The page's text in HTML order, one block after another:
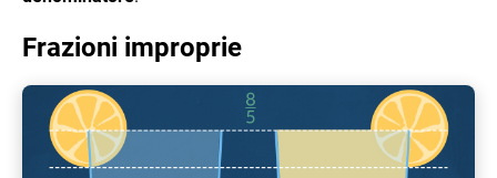
Frazioni improprie